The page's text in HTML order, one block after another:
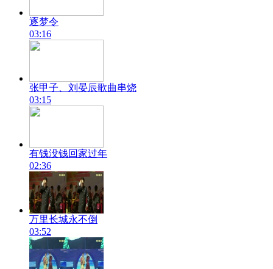
逐梦令
03:16
张甲子、刘晏辰歌曲串烧
03:15
有钱没钱回家过年
02:36
万里长城永不倒
03:52